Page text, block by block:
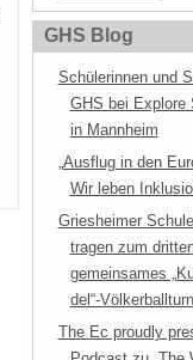
GHS Blog
Schülerinnen und
GHS bei Explore
in Mannheim
„Ausflug in den
Wir leben
Griesheimer
tragen zum
gemeinsames
del“-
The Ec proudly